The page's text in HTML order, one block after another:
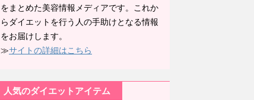
をまとめた美容情報メディアです。これか
らダイエットを行う人の手助けとなる情報
をお届けします。
≫サイトの詳細はこちら
人気のダイエットアイテム